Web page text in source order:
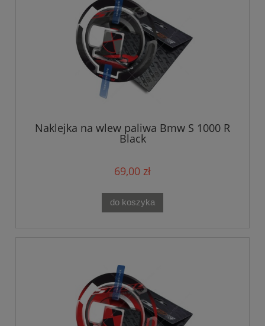
Naklejka na wlew paliwa Bmw S 1000 R
Black
69,00 zł
do koszyka